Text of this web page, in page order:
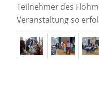
Teilnehmer des
Veranstaltung so